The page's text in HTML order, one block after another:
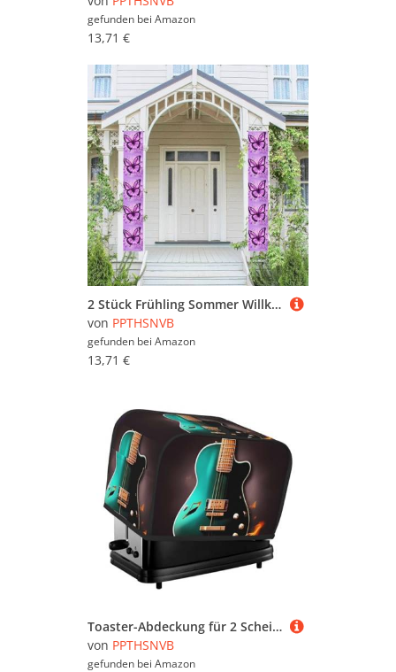
gefunden bei Amazon
13,71 €
2 Stück Frühling Sommer Willkommen Veranda Banner hängende Flagge Veranda Schild für Haustür Wand Veranda Banner lila Schmetterling Willkommen Tür hängende Banner Wand Hintergrund Urlaub Dekoration
von PPTHSNVB
gefunden bei Amazon
13,71 €
Toaster-Abdeckung für 2 Scheiben mit Taschen und Griff oben, kleine Brotbackmaschinen-Abdeckungen, Musik, Grün, Gitarre, Küche, kleine Geräte, waschbar, universelle Ofenabdeckungen
von PPTHSNVB
gefunden bei Amazon